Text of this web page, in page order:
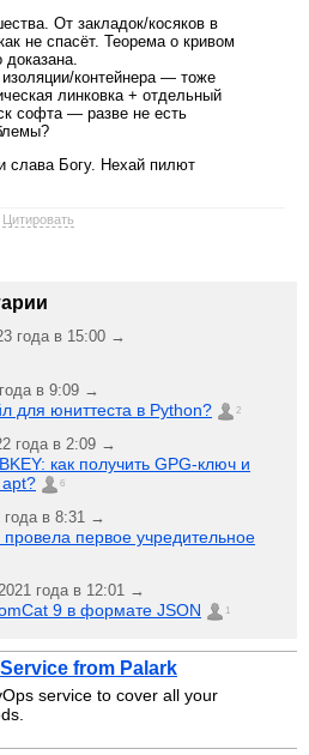
От закладок/косяков в
не спасёт. Теорема о кривом
изоляции/контейнера — тоже
линковка + отдельный
софта — разве не есть
слава Богу. Нехай пилют
Цитировать
года в 15:00 →
в 9:09 →
для юниттеста в Python? 2
года в 2:09 →
как получить GPG-ключ и
apt?
6
года в 8:31 →
первое учредительное
года в 12:01 →
9 в формате JSON 1
from Palark
service to cover all your